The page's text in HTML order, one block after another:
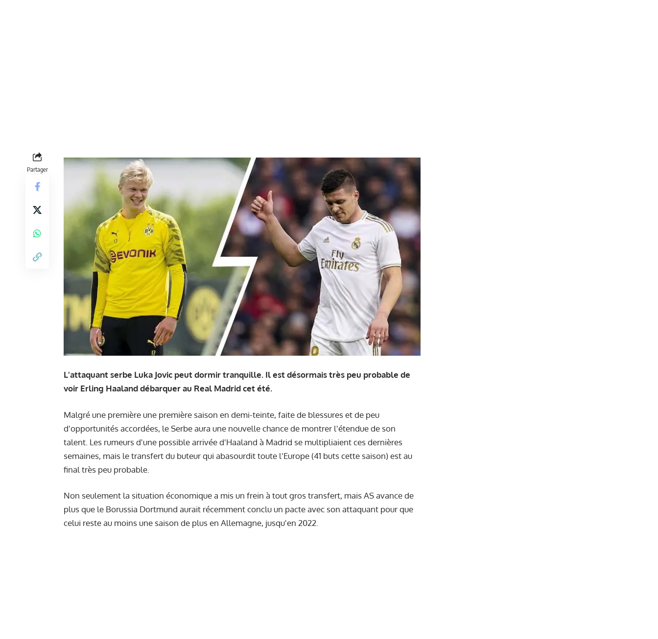
Partager
L'attaquant serbe Luka Jovic peut dormir tranquille. Il est désormais très peu probable de
voir Erling Haaland débarquer au Real Madrid cet été.
Malgré une première une première saison en demi-teinte, faite de blessures et de peu
d'opportunités accordées, le Serbe aura une nouvelle chance de montrer l'étendue de son
talent. Les rumeurs d'une possible arrivée d'Haaland à Madrid se multipliaient ces dernières
semaines, mais le transfert du buteur qui abasourdit toute l'Europe (41 buts cette saison) est au
final très peu probable.
Non seulement la situation économique a mis un frein à tout gros transfert, mais AS avance de
plus que le Borussia Dortmund aurait récemment conclu un pacte avec son attaquant pour que
celui reste au moins une saison de plus en Allemagne, jusqu'en 2022.